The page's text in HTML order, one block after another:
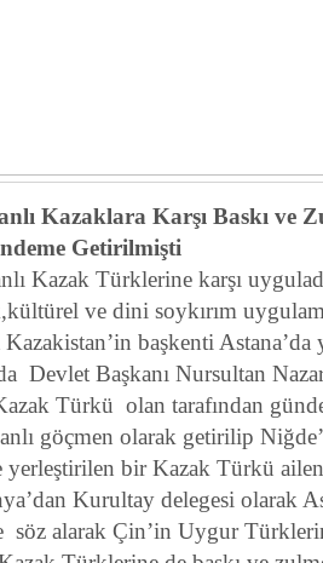
Kazaklara Karşı Baskı ve
Getirilmişti
Kazak Türklerine karşı
ve dini soykırım
başkenti
Devlet Başkanı Nursultan
Türkü olan tarafından
göçmen olarak getirilip
bir Kazak Türkü
Kurultay delegesi olarak
söz alarak Çin’in Uygur